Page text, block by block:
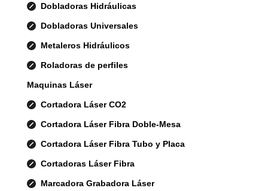
Dobladoras Hidráulicas
Dobladoras Universales
Metaleros Hidráulicos
Roladoras de perfiles
Maquinas Láser
Cortadora Láser CO2
Cortadora Láser Fibra Doble-Mesa
Cortadora Láser Fibra Tubo y Placa
Cortadoras Láser Fibra
Marcadora Grabadora Láser